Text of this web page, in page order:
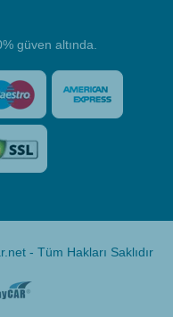
güven altında.
- Tüm Hakları Saklıdır